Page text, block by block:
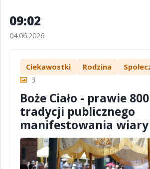
09:02
04.06.2026
Ciekawostki Rodzina
3
Boże Ciało - prawie
tradycji publicznego
manifestowania wiary